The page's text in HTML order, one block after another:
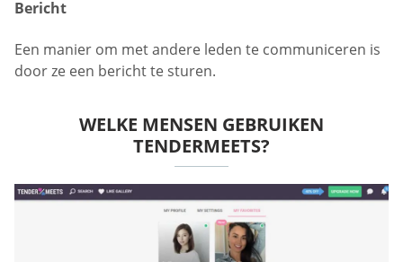
Bericht
Een manier om met andere leden te communiceren is
door ze een bericht te sturen.
WELKE MENSEN GEBRUIKEN
TENDERMEETS?